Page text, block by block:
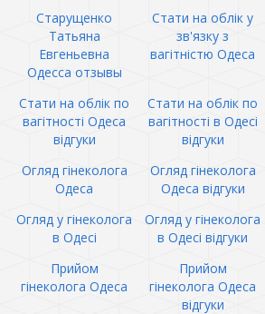
Старущенко
Татьяна
Евгеньевна
Одесса отзывы
Стати на облік у
зв'язку з
вагітністю Одеса
Стати на облік по
вагітності Одеса
відгуки
Стати на облік по
вагітності в Одесі
відгуки
Огляд гінеколога
Одеса
Огляд гінеколога
Одеса відгуки
Огляд у гінеколога
в Одесі
Огляд у гінеколога
в Одесі відгуки
Прийом
гінеколога Одеса
Прийом
гінеколога Одеса
відгуки